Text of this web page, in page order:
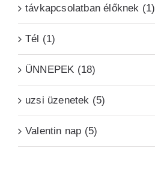
távkapcsolatban élőknek (1)
Tél (1)
ÜNNEPEK (18)
uzsi üzenetek (5)
Valentin nap (5)